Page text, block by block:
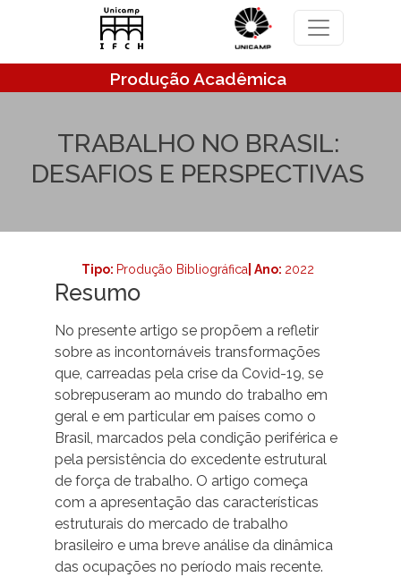
Pular para o conteúdo principal
Produção Acadêmica
TRABALHO NO BRASIL:
DESAFIOS E PERSPECTIVAS
Tipo: Produção Bibliográfica | Ano: 2022
Resumo
No presente artigo se propõem a refletir
sobre as incontornáveis transformações
que, carreadas pela crise da Covid-19, se
sobrepuseram ao mundo do trabalho em
geral e em particular em países como o
Brasil, marcados pela condição periférica e
pela persistência do excedente estrutural
de força de trabalho. O artigo começa
com a apresentação das características
estruturais do mercado de trabalho
brasileiro e uma breve análise da dinâmica
das ocupações no período mais recente.